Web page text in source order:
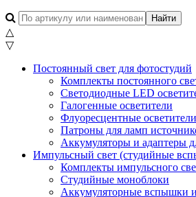
△
▽
Постоянный свет для фотостудий
Комплекты постоянного
Светодиодные LED
Галогенные осветители
Флуоресцентные осветители
Патроны для ламп
Аккумуляторы и адаптеры
Импульсный свет (студийные
Комплекты импульсного
Студийные моноблоки
Аккумуляторные вспышки